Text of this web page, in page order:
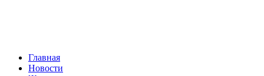
Главная
Новости